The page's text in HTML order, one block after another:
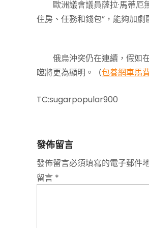
歐洲議會議員薩拉·馬蒂厄
住房、任務和錢包”，能夠加劇
俄烏沖突仍在連續，假如在
噬將更為顯明。（包養網車馬
TC:sugarpopular900
發佈留言
發佈留言必須填寫的電子郵件
留言 *